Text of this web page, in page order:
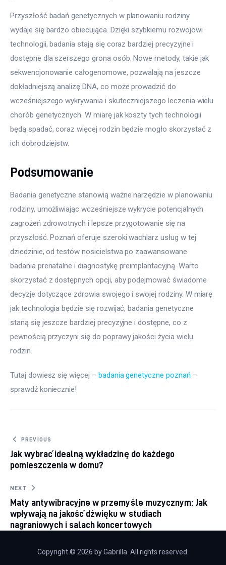
Przyszłość badań genetycznych w planowaniu rodziny
wydaje się bardzo obiecująca. Dzięki szybkiemu rozwojowi
technologii, badania stają się coraz bardziej precyzyjne i
dostępne dla szerszego grona osób. Nowe metody, takie jak
sekwencjonowanie całogenomowe, pozwalają na jeszcze
dokładniejszą analizę DNA, co może prowadzić do
wcześniejszego wykrywania i skuteczniejszego leczenia wielu
chorób genetycznych. W miarę jak koszty tych technologii
będą spadać, coraz więcej rodzin będzie mogło skorzystać z
ich dobrodziejstw.
Podsumowanie
Badania genetyczne stanowią ważne narzędzie w planowaniu
rodziny, umożliwiając wcześniejsze wykrycie potencjalnych
zagrożeń zdrowotnych i lepsze przygotowanie się na
przyszłość. Poznań oferuje szeroki wachlarz usług w tej
dziedzinie, od testów nosicielstwa po zaawansowane
badania prenatalne i diagnostykę preimplantacyjną. Warto
skorzystać z dostępnych opcji, aby podejmować świadome
decyzje dotyczące zdrowia swojego i swojej rodziny. W miarę
jak technologia będzie się rozwijać, badania genetyczne
staną się jeszcze bardziej precyzyjne i dostępne, co z
pewnością przyczyni się do poprawy jakości życia wielu
rodzin.
Tutaj dowiesz się więcej – badania genetyczne poznań –
sprawdź koniecznie!
Nawigacja wpisu
PREVIOUS
Jak wybrać idealną wykładzinę do każdego
pomieszczenia w domu?
NEXT
Maty antywibracyjne w przemyśle muzycznym: Jak
wpływają na jakość dźwięku w studiach
nagraniowych i salach koncertowych
Copyright © 2026 by Gabrilla. All rights reserved.